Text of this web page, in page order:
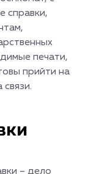
справки,
печати,
прийти на
– дело